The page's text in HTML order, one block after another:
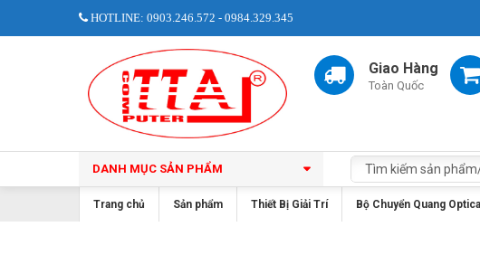
HOTLINE: 0903.246.572 - 0984.329.345
Giao Hàng
Toàn Quốc
DANH MỤC SẢN PHẨM
Trang chủ Sản phẩm Thiết Bị Giải Trí Bộ Chuyển Quang